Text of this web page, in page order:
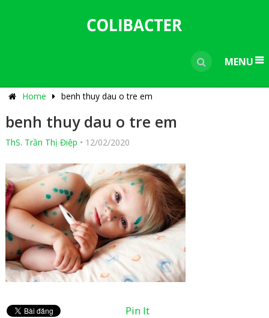
MENU
Home benh thuy dau o tre em
benh thuy dau o tre em
ThS. Trần Thị Điệp • 12/02/2020
Pin It